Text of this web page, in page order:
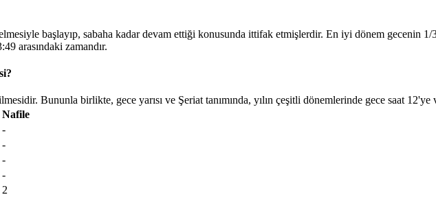
başlayıp, sabaha kadar devam ettiği konusunda ittifak etmişlerdir. En iyi dönem gecenin 1/
arasındaki zamandır.
Bununla birlikte, gece yarısı ve Şeriat tanımında, yılın çeşitli dönemlerinde gece saat
Nafile
-
-
-
-
2